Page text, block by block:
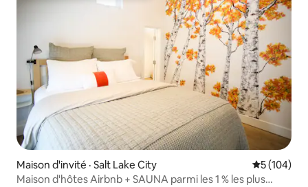
Maison d'invité · Salt Lake City Note
5 (104)
Maison d'hôtes Airbnb + SAUNA parmi les 1 % les plus